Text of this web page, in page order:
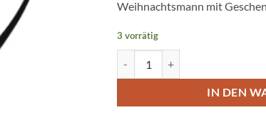
Weihnachtsmann mit
3 vorrätig
IN DEN